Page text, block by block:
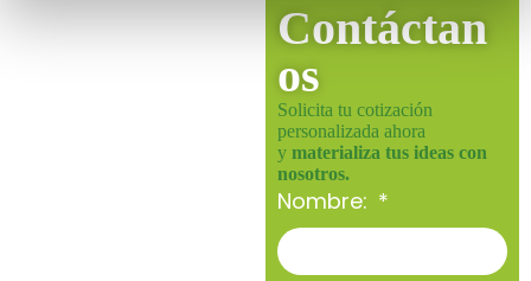
Contáctan
os
Solicita tu cotización
personalizada ahora
y materializa tus ideas con
nosotros.
Nombre: